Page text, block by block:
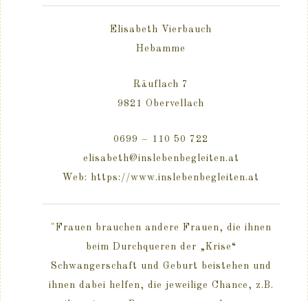
Elisabeth Vierbauch
Hebamme
Räuflach 7
9821 Obervellach
0699 – 110 50 722
elisabeth@inslebenbegleiten.at
Web: https://www.inslebenbegleiten.at
"Frauen brauchen andere Frauen, die ihnen
beim Durchqueren der „Krise“
Schwangerschaft und Geburt beistehen und
ihnen dabei helfen, die jeweilige Chance, z.B.